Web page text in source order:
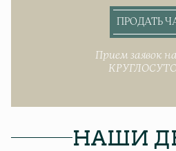
ПРОДАТЬ
Прием заявок
НАШИ